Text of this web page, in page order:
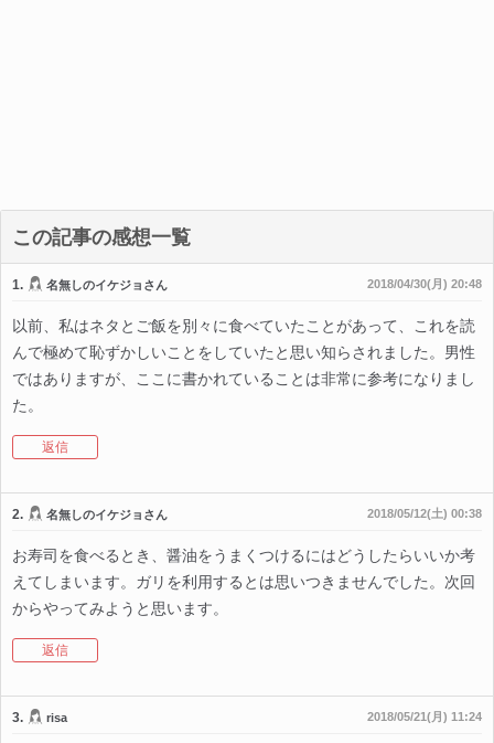
この記事の感想一覧
1. 名無しのイケジョさん 2018/04/30(月) 20:48
以前、私はネタとご飯を別々に食べていたことがあって、これを読
んで極めて恥ずかしいことをしていたと思い知らされました。男性
ではありますが、ここに書かれていることは非常に参考になりまし
た。
返信
2. 名無しのイケジョさん 2018/05/12(土) 00:38
お寿司を食べるとき、醤油をうまくつけるにはどうしたらいいか考
えてしまいます。ガリを利用するとは思いつきませんでした。次回
からやってみようと思います。
返信
3. risa 2018/05/21(月) 11:24